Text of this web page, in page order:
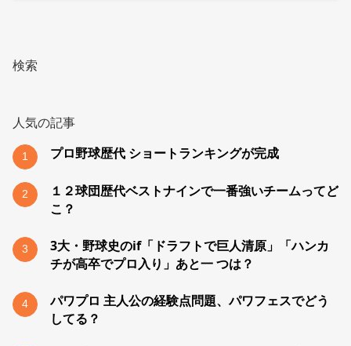
検索
人気の記事
1 プロ野球歴代 ショートランキングが完成
2
１２球団歴代ベストナインで一番強いチームってど
こ？
3
3大・野球史のif「ドラフトで巨人清原」「ハンカ
チが高卒でプロ入り」あと一 つは？
4
パワプロ 主人公の経験点問題、パワフェスでどう
してる？